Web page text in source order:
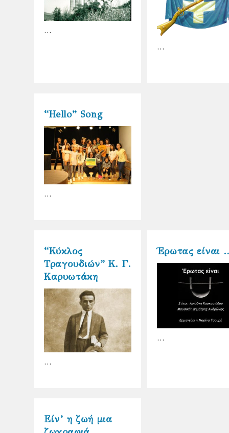
…
…
“Hello” Song
…
“Κύκλος
Τραγουδιών” Κ. Γ.
Καρυωτάκη
…
Έρωτας είναι
…
Είν’ η ζωή μια